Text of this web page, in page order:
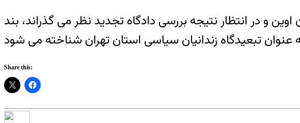
و در انتظار نتیجه بررسی دادگاه تجدید نظر می گذراند، بند
Share this: